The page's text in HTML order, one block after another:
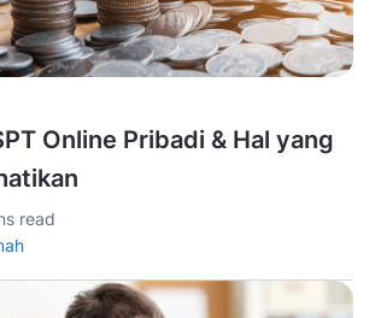
Online Pribadi & Hal yang
read